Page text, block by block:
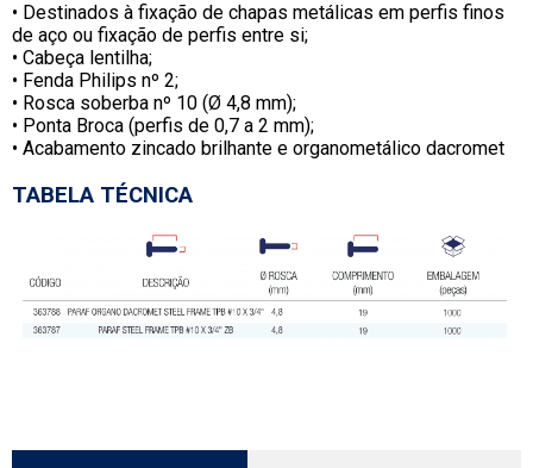
• Destinados à fixação de chapas metálicas em perfis finos
de aço ou fixação de perfis entre si;
• Cabeça lentilha;
• Fenda Philips nº 2;
• Rosca soberba nº 10 (Ø 4,8 mm);
• Ponta Broca (perfis de 0,7 a 2 mm);
• Acabamento zincado brilhante e organometálico dacromet
TABELA TÉCNICA